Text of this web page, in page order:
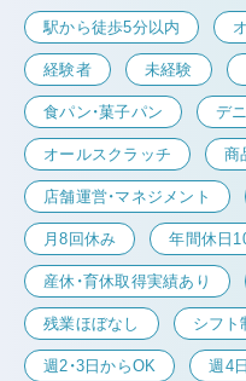
駅から徒歩5分以内
経験者 未経験
食パン・菓子パン デ
オールスクラッチ 商
店舗運営・マネジメント
月8回休み 年間休日
産休・育休取得実績あり
残業ほぼなし シフト
週2・3日からOK 週4